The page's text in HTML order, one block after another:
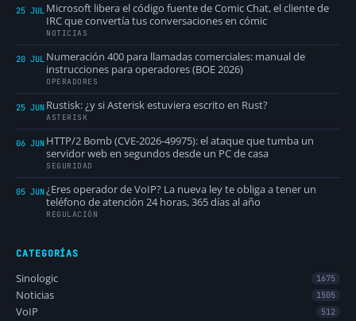
25 JUL Microsoft libera el código fuente de Comic Chat, el cliente de
IRC que convertía tus conversaciones en cómic
NOTICIAS
20 JUL Numeración 400 para llamadas comerciales: manual de
instrucciones para operadores (BOE 2026)
OPERADORES
25 JUN Rustisk: ¿y si Asterisk estuviera escrito en Rust?
ASTERISK
06 JUN HTTP/2 Bomb (CVE-2026-49975): el ataque que tumba un
servidor web en segundos desde un PC de casa
SEGURIDAD
05 JUN¿Eres operador de VoIP? La nueva ley te obliga a tener un
teléfono de atención 24 horas, 365 días al año
REGULACIÓN
CATEGORÍAS
Sinologic 1675
Noticias 1505
VoIP 512